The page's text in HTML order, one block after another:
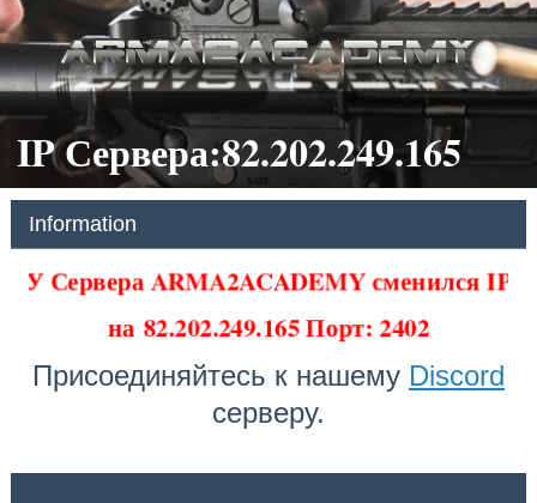
IP Сервера:82.202.249.165
Information
У Сервера ARMA2ACADEMY сменился IP
на82.202.249.165 Порт: 2402
Присоединяйтесь к нашему Discord
серверу.